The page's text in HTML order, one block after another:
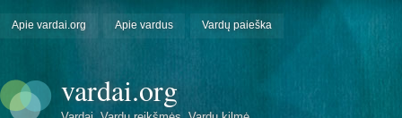
Apie vardai.org Apie vardus Vardų paieška
vardai.org